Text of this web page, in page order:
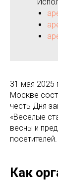
31 мая 2025
Москве
честь Дня
«Веселые
весны и
посетителей.
Как